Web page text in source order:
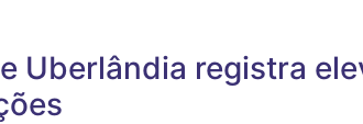
Uberlândia registra